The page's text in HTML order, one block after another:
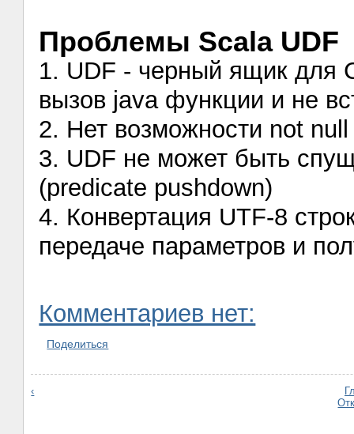
Проблемы Scala UDF
1. UDF - черный ящик для
вызов java функции и не
2. Нет возможности not
3. UDF не может быть
(predicate pushdown)
4. Конвертация UTF-8
передаче параметров и
Комментариев нет:
Поделиться
‹